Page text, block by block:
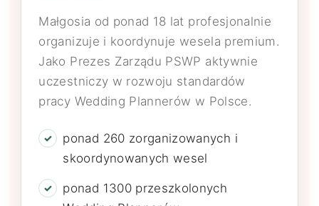
Małgosia od ponad 18 lat profesjonalnie
organizuje i koordynuje wesela premium.
Jako Prezes Zarządu PSWP aktywnie
uczestniczy w rozwoju standardów
pracy Wedding Plannerów w Polsce.
ponad 260 zorganizowanych i
skoordynowanych wesel
ponad 1300 przeszkolonych